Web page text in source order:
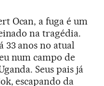
Ocan, a fuga é um
na tragédia.
33 anos no atual
num campo de
Seus pais já
escapando da